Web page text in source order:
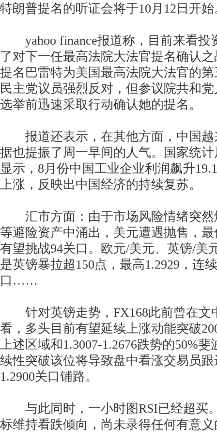
特朗普提名的听证会将于10月12日开始
yahoo finance报道称，目前来看投
了对下一任最高法院大法官提名确认
提名巴雷特为美国最高法院大法官的
民主党议员强烈反对，但参议院共和
选举前迅速采取行动确认她的提名。
报道还表示，在其他方面，中国越
据也提振了周一早间的人气。国家统
显示，8月份中国工业企业利润飙升
上涨，反映出中国经济的持续复苏。
汇市方面：由于市场风险情绪突然
等避险资产中涌出，美元遭遇抛售，
有望挑战94关口。欧元/美元、英镑/美
是英镑暴拉超150点，最高1.2929，连
口……
针对英镑走势，FX168此前曾在文
看，多头目前有望延续上涨动能突破
上述区域和1.3007-1.2676跌势的50%
续性突破该位将导致盘中看涨交易员
1.2900关口铺路。
与此同时，一小时图RSI已经超买
标维持看跌倾向，尚未录得任何有意